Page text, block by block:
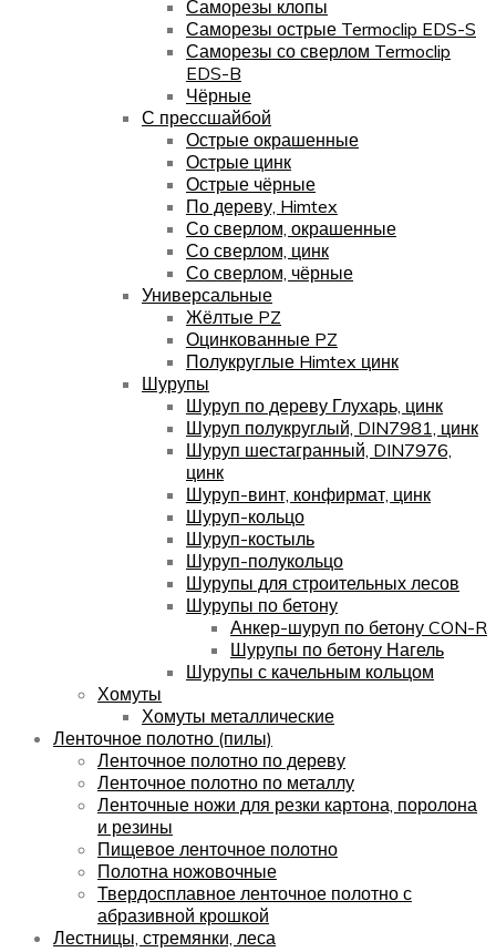
Саморезы клопы
Саморезы острые Termoclip EDS-S
Саморезы со сверлом Termoclip
EDS-B
Чёрные
С прессшайбой
Острые окрашенные
Острые цинк
Острые чёрные
По дереву, Himtex
Со сверлом, окрашенные
Со сверлом, цинк
Со сверлом, чёрные
Универсальные
Жёлтые PZ
Оцинкованные PZ
Полукруглые Himtex цинк
Шурупы
Шуруп по дереву Глухарь, цинк
Шуруп полукруглый, DIN7981, цинк
Шуруп шестагранный, DIN7976,
цинк
Шуруп-винт, конфирмат, цинк
Шуруп-кольцо
Шуруп-костыль
Шуруп-полукольцо
Шурупы для строительных лесов
Шурупы по бетону
Анкер-шуруп по бетону CON-R
Шурупы по бетону Нагель
Шурупы с качельным кольцом
Хомуты
Хомуты металлические
Ленточное полотно (пилы)
Ленточное полотно по дереву
Ленточное полотно по металлу
Ленточные ножи для резки картона, поролона
и резины
Пищевое ленточное полотно
Полотна ножовочные
Твердосплавное ленточное полотно с
абразивной крошкой
Лестницы, стремянки, леса